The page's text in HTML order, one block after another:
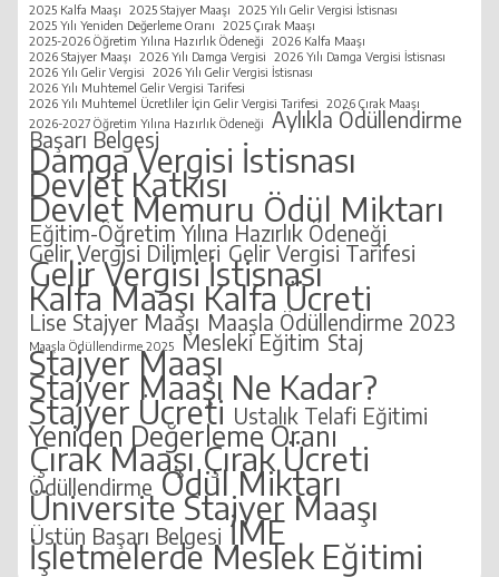
2025 Kalfa Maaşı 2025 Stajyer Maaşı
2025 Yılı Gelir Vergisi İstisnası
2025 Yılı Yeniden Değerleme Oranı
2025 Çırak Maaşı
2025-2026 Öğretim Yılına Hazırlık Ödeneği
2026 Kalfa Maaşı
2026 Stajyer Maaşı
2026 Yılı Damga Vergisi
2026 Yılı Damga Vergisi İstisnası
2026 Yılı Gelir Vergisi
2026 Yılı Gelir Vergisi İstisnası
2026 Yılı Muhtemel Gelir Vergisi Tarifesi
2026 Yılı Muhtemel Ücretliler İçin Gelir Vergisi Tarifesi
2026 Çırak Maaşı
2026-2027 Öğretim Yılına Hazırlık Ödeneği
Aylıkla Ödüllendirme
Başarı Belgesi
Damga Vergisi İstisnası
Devlet Katkısı
Devlet Memuru Ödül Miktarı
Eğitim-Öğretim Yılına Hazırlık Ödeneği
Gelir Vergisi Dilimleri Gelir Vergisi Tarifesi
Gelir Vergisi İstisnası
Kalfa Maaşı Kalfa Ücreti
Lise Stajyer Maaşı Maaşla Ödüllendirme 2023
Maaşla Ödüllendirme 2025 Mesleki Eğitim Staj
Stajyer Maaşı
Stajyer Maaşı Ne Kadar?
Stajyer Ücreti Ustalık Telafi Eğitimi
Yeniden Değerleme Oranı
Çırak Maaşı Çırak Ücreti
Ödüllendirme Ödül Miktarı
Üniversite Stajyer Maaşı
Üstün Başarı Belgesi İME
İşletmelerde Meslek Eğitimi